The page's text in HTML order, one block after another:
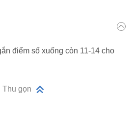
điểm số xuống còn 11-14 cho
Thu gọn